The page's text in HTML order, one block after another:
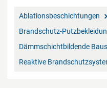
Ablationsbeschichtungen
Brandschutz-
Dämmschichtbildende
Reaktive